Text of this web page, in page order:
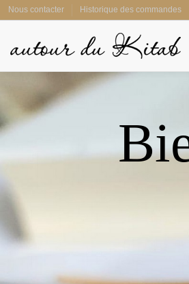
Nous contacter Historique des commandes